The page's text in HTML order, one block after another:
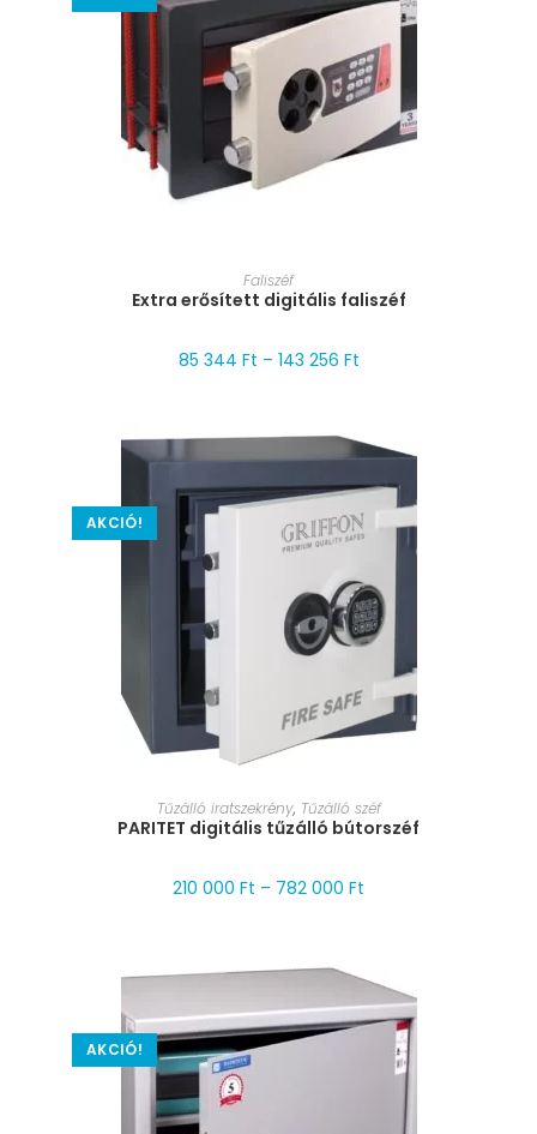
MÉRET VÁLASZTÁSA
Faliszéf
Extra erősített digitális faliszéf
85 344 Ft – 143 256 Ft
AKCIÓ!
MÉRET VÁLASZTÁSA
Tűzálló iratszekrény, Tűzálló széf
PARITET digitális tűzálló bútorszéf
210 000 Ft – 782 000 Ft
AKCIÓ!